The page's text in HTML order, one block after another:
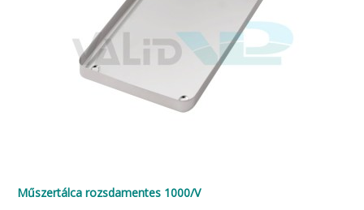
Műszertálca rozsdamentes 1000/V